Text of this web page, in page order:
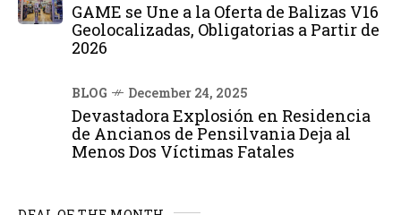
GAME se Une a la Oferta de Balizas V16
Geolocalizadas, Obligatorias a Partir de
2026
BLOG December 24, 2025
Devastadora Explosión en Residencia
de Ancianos de Pensilvania Deja al
Menos Dos Víctimas Fatales